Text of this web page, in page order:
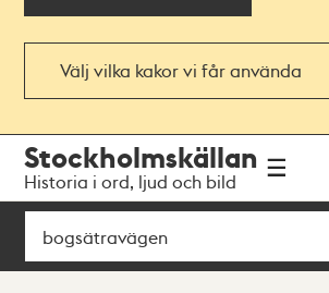
Välj vilka kakor vi får använda
navigationen
huvudinnehållet
Stockholmskällan
Historia i ord, ljud och bild
Sök